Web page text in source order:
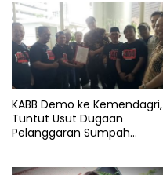
KABB Demo ke Kemendagri,
Tuntut Usut Dugaan
Pelanggaran Sumpah